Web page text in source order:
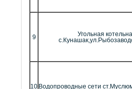
9
Угольная
10 Водопроводные сети